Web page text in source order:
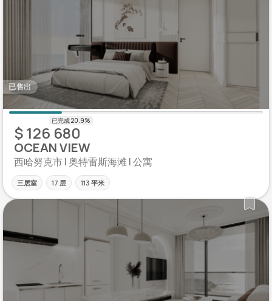
已售出
$ 126 680
OCEAN VIEW
西哈努克市 | 奥特雷斯海滩 | 公寓
三居室 17 层 113 平米